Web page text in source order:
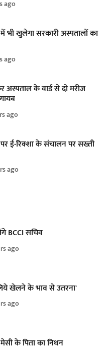
ago
भी खुलेगा सरकारी अस्पतालों का
ago
के वार्ड से दो मरीज
ago
पर ई-रिक्शा के संचालन पर सख्ती
ago
BCCI सचिव
ago
खेलने के भाव से उतरना'
ago
के पिता का निधन